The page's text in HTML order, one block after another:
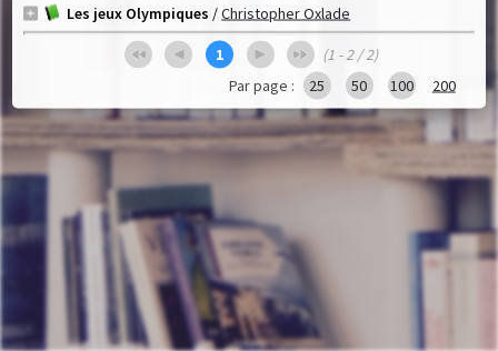
Les jeux Olympiques /Christopher Oxlade
1
(1 - 2 / 2)
Par page :
25 50 100 200